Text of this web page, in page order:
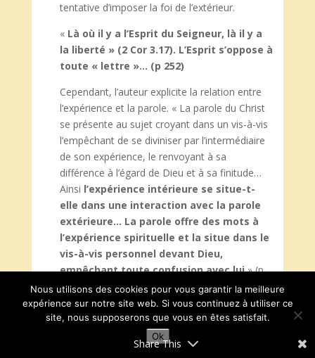
tentative d’imposer la foi de l’extérieur.
« Là où il y a l’Esprit du Seigneur, là il y a
la liberté » (2 Cor 3.17). L’Esprit s’oppose à
toute « lettre »… (p 252)
Cependant, l’auteur explicite la relation entre
l’expérience et la parole. « La parole du Christ
se présente au sujet croyant dans un vis-à-vis
l’empêchant de se diviniser par l’intermédiaire
de son expérience, le renvoyant à sa
différence à l’égard de Dieu et à sa finitude…
Ainsi l’expérience intérieure se situe-t-
elle dans une interaction avec la parole
extérieure… La parole offre des mots à
l’expérience spirituelle et la situe dans le
vis-à-vis personnel devant Dieu,
empêchant toute confusion avec lui» (p
252-253).
Share This
Nous utilisons des cookies pour vous garantir la meilleure
expérience sur notre site web. Si vous continuez à utiliser ce
site, nous supposerons que vous en êtes satisfait.
Ok